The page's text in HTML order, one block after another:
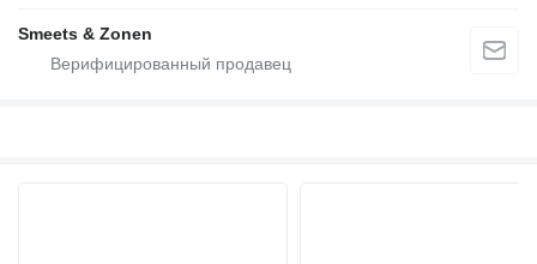
Smeets & Zonen